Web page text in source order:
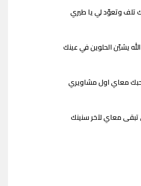
تلف وتعوّد لي يا طيري
يشيّن الحلوين في عينك
معاي اول مشاويري
تبقى معاي لآخر سنينك